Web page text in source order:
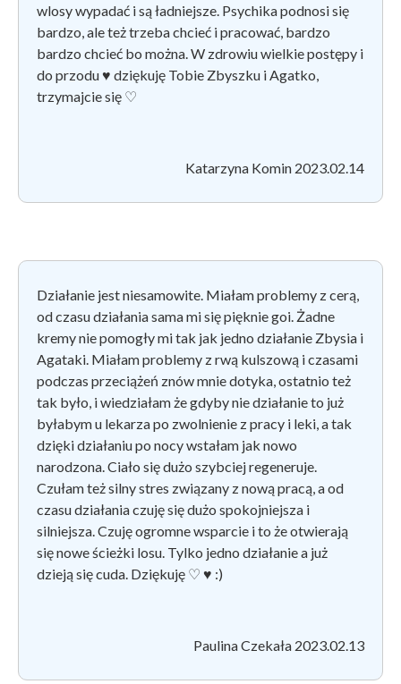
wlosy wypadać i są ładniejsze. Psychika podnosi się
bardzo, ale też trzeba chcieć i pracować, bardzo
bardzo chcieć bo można. W zdrowiu wielkie postępy i
do przodu ♥ dziękuję Tobie Zbyszku i Agatko,
trzymajcie się ♡
Katarzyna Komin 2023.02.14
Działanie jest niesamowite. Miałam problemy z cerą,
od czasu działania sama mi się pięknie goi. Żadne
kremy nie pomogły mi tak jak jedno działanie Zbysia i
Agataki. Miałam problemy z rwą kulszową i czasami
podczas przeciążeń znów mnie dotyka, ostatnio też
tak było, i wiedziałam że gdyby nie działanie to już
byłabym u lekarza po zwolnienie z pracy i leki, a tak
dzięki działaniu po nocy wstałam jak nowo
narodzona. Ciało się dużo szybciej regeneruje.
Czułam też silny stres związany z nową pracą, a od
czasu działania czuję się dużo spokojniejsza i
silniejsza. Czuję ogromne wsparcie i to że otwierają
się nowe ścieżki losu. Tylko jedno działanie a już
dzieją się cuda. Dziękuję ♡ ♥ :)
Paulina Czekała 2023.02.13